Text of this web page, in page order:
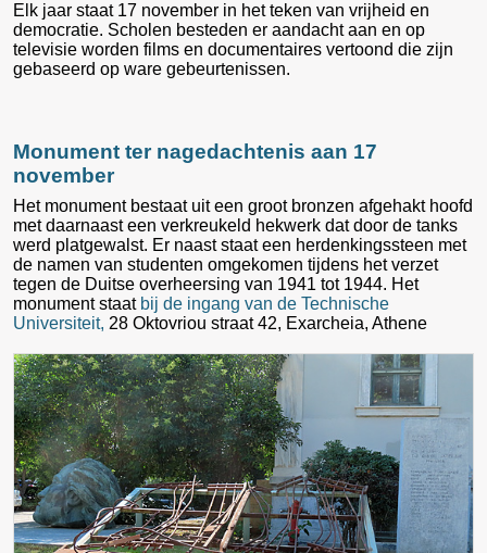
Elk jaar staat 17 november in het teken van vrijheid en
democratie. Scholen besteden er aandacht aan en op
televisie worden films en documentaires vertoond die zijn
gebaseerd op ware gebeurtenissen.
Monument ter nagedachtenis aan 17
november
Het monument bestaat uit een groot bronzen afgehakt hoofd
met daarnaast een verkreukeld hekwerk dat door de tanks
werd platgewalst. Er naast staat een herdenkingssteen met
de namen van studenten omgekomen tijdens het verzet
tegen de Duitse overheersing van 1941 tot 1944. Het
monument staat bij de ingang van de Technische
Universiteit, 28 Oktovriou straat 42, Exarcheia, Athene